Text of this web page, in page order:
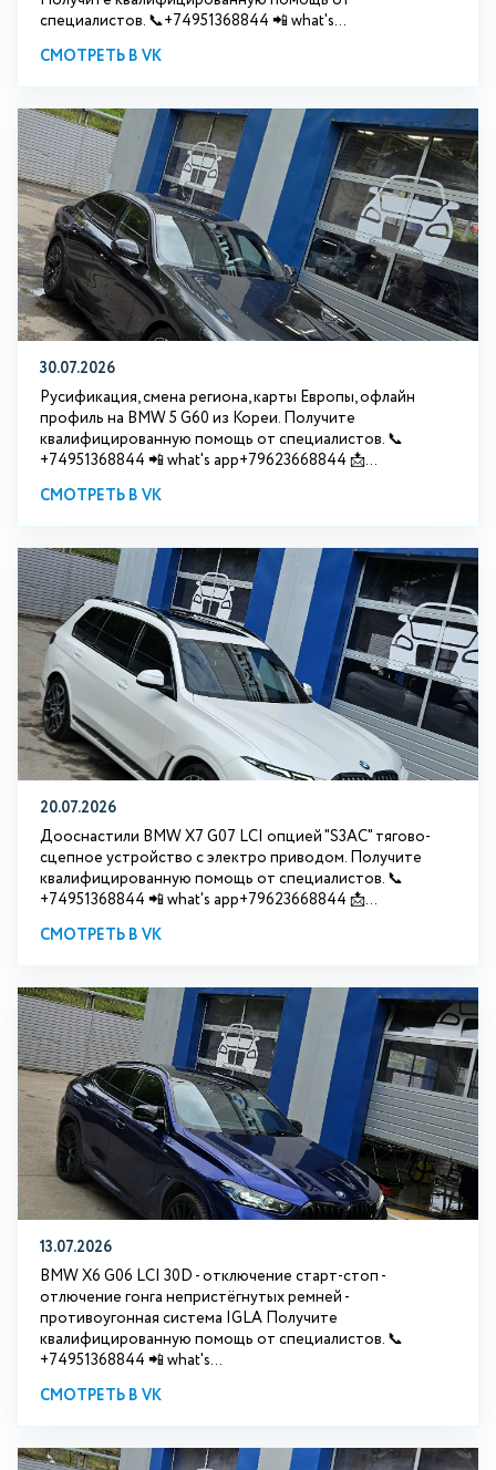
специалистов. 📞+74951368844 📲 what's...
СМОТРЕТЬ В VK
30.07.2026
Русификация, смена региона, карты Европы, офлайн
профиль на BMW 5 G60 из Кореи. Получите
квалифицированную помощь от специалистов. 📞
+74951368844 📲 what's app+79623668844 📩...
СМОТРЕТЬ В VK
20.07.2026
Дооснастили BMW Х7 G07 LCI опцией "S3АС" тягово-
сцепное устройство с электро приводом. Получите
квалифицированную помощь от специалистов. 📞
+74951368844 📲 what's app+79623668844 📩...
СМОТРЕТЬ В VK
13.07.2026
BMW X6 G06 LCI 30D - отключение старт-стоп -
отлючение гонга непристёгнутых ремней -
противоугонная система IGLA Получите
квалифицированную помощь от специалистов. 📞
+74951368844 📲 what's...
СМОТРЕТЬ В VK